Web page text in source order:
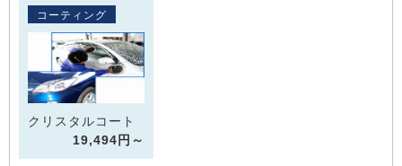
コーティング
クリスタルコート
19,494円～